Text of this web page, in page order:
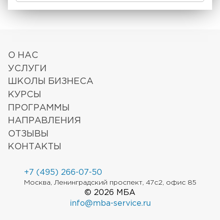
О НАС
УСЛУГИ
ШКОЛЫ БИЗНЕСА
КУРСЫ
ПРОГРАММЫ
НАПРАВЛЕНИЯ
ОТЗЫВЫ
КОНТАКТЫ
+7 (495) 266-07-50
Москва, Ленинградский проспект, 47с2, офис 85
© 2026 МБА
info@mba-service.ru